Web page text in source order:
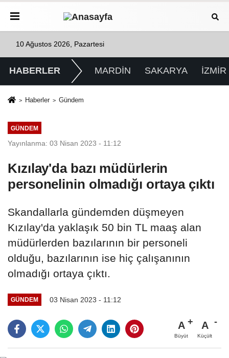
10 Ağustos 2026, Pazartesi
HABERLER MARDİN SAKARYA İZMİR
Haberler Gündem
GÜNDEM
Yayınlanma: 03 Nisan 2023 - 11:12
Kızılay'da bazı müdürlerin
personelinin olmadığı ortaya çıktı
Skandallarla gündemden düşmeyen
Kızılay'da yaklaşık 50 bin TL maaş alan
müdürlerden bazılarının bir personeli
olduğu, bazılarının ise hiç çalışanının
olmadığı ortaya çıktı.
GÜNDEM 03 Nisan 2023 - 11:12
A
Büyüt
A
Küçült